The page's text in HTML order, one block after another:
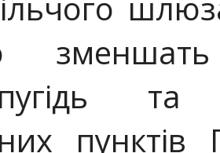
пунктів